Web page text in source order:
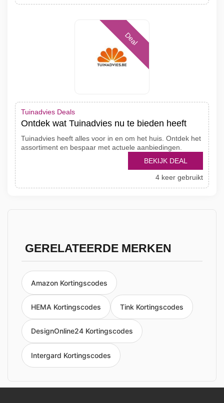
Deal
Tuinadvies Deals
Ontdek wat Tuinadvies nu te bieden heeft
Tuinadvies heeft alles voor in en om het huis. Ontdek het
assortiment en bespaar met actuele aanbiedingen.
BEKIJK DEAL
4 keer gebruikt
GERELATEERDE MERKEN
Amazon Kortingscodes
HEMA Kortingscodes Tink Kortingscodes
DesignOnline24 Kortingscodes
Intergard Kortingscodes